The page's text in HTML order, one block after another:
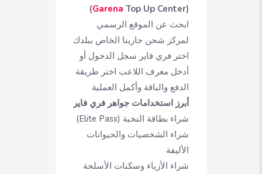
(
GarenaTop Up Center)
ابحث عن الموقع الرسمي
لمركز شحن جارينا الخاص ببلدك
اختر فري فاير سجل الدخول أو
أدخل معرف اللاعب اختر طريقة
الدفع والباقة وأكمل العملية
أبرز استخدامات جواهر فري فاير
شراء بطاقة النخبة (Elite Pass)
شراء الشخصيات والحيوانات
الأليفة
شراء الأزياء وسكنات الأسلحة